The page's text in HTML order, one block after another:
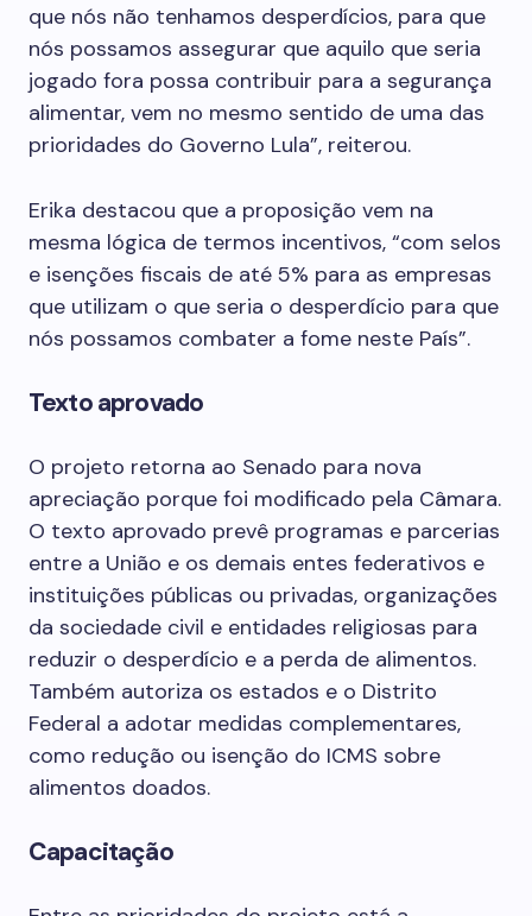
que nós não tenhamos desperdícios, para que
nós possamos assegurar que aquilo que seria
jogado fora possa contribuir para a segurança
alimentar, vem no mesmo sentido de uma das
prioridades do Governo Lula”, reiterou.
Erika destacou que a proposição vem na
mesma lógica de termos incentivos, “com selos
e isenções fiscais de até 5% para as empresas
que utilizam o que seria o desperdício para que
nós possamos combater a fome neste País”.
Texto aprovado
O projeto retorna ao Senado para nova
apreciação porque foi modificado pela Câmara.
O texto aprovado prevê programas e parcerias
entre a União e os demais entes federativos e
instituições públicas ou privadas, organizações
da sociedade civil e entidades religiosas para
reduzir o desperdício e a perda de alimentos.
Também autoriza os estados e o Distrito
Federal a adotar medidas complementares,
como redução ou isenção do ICMS sobre
alimentos doados.
Capacitação